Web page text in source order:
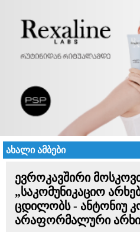
ახალი ამბები
ევროკავშირი
„საკომუნიკაციო
ცდილობს - ანტონიუ
არაფორმალური არხი